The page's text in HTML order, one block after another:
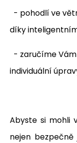
- pohodlí ve
díky
- zaručíme Vám
individuální
Abyste si mohli
nejen